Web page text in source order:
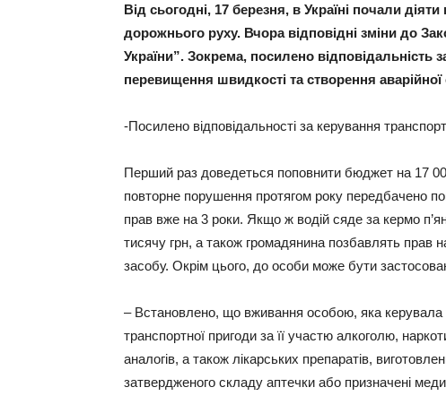
Від сьогодні, 17 березня, в Україні почали
дорожнього руху. Вчора відповідні зміни до
України”. Зокрема, посилено відповідальність
перевищення швидкості та створення аварійної
-Посилено відповідальності за керування
Перший раз доведеться поповнити бюджет на 17
повторне порушення протягом року передбачено
прав вже на 3 роки. Якщо ж водій сяде за кермо
тисячу грн, а також громадянина позбавлять прав
засобу. Окрім цього, до особи може бути
– Встановлено, що вживання особою, яка
транспортної пригоди за її участю алкоголю,
аналогів, а також лікарських препаратів,
затвердженого складу аптечки або призначені